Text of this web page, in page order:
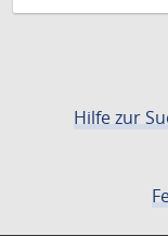
Hilfe zur